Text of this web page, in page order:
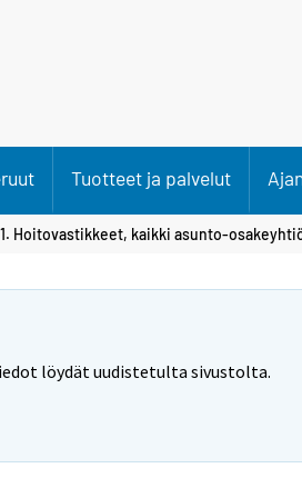
Tuotteet ja palvelut
Hoitovastikkeet, kaikki asunto-
löydät uudistetulta sivustolta.